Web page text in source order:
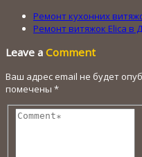
Ремонт кухонних
Ремонт витяжок Elica в
Leave a Comment
Ваш адрес email не будет
помечены *